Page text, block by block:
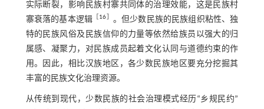
实际断裂，影响民族村寨共同体的治理效能，这是民族村
寨衰落的基本逻辑
16
。但少数民族的民族组织粘性、独
特的民族风俗及民族信仰的力量等依然给族员以强大的归
属感、凝聚力，对民族成员起着文化认同与道德约束的作
用。因此，相比汉族地区，各少数民族地区要充分挖掘其
丰富的民族文化治理资源。
从传统到现代，少数民族的社会治理模式经历“乡规民约”